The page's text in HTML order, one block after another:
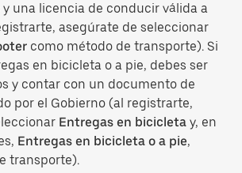
una licencia de conducir válida a
asegúrate de seleccionar
como método de transporte). Si
en bicicleta o a pie, debes ser
y contar con un documento de
por el Gobierno (al registrarte,
Entregas en bicicleta y, en
Entregas en bicicleta o a pie,
transporte).